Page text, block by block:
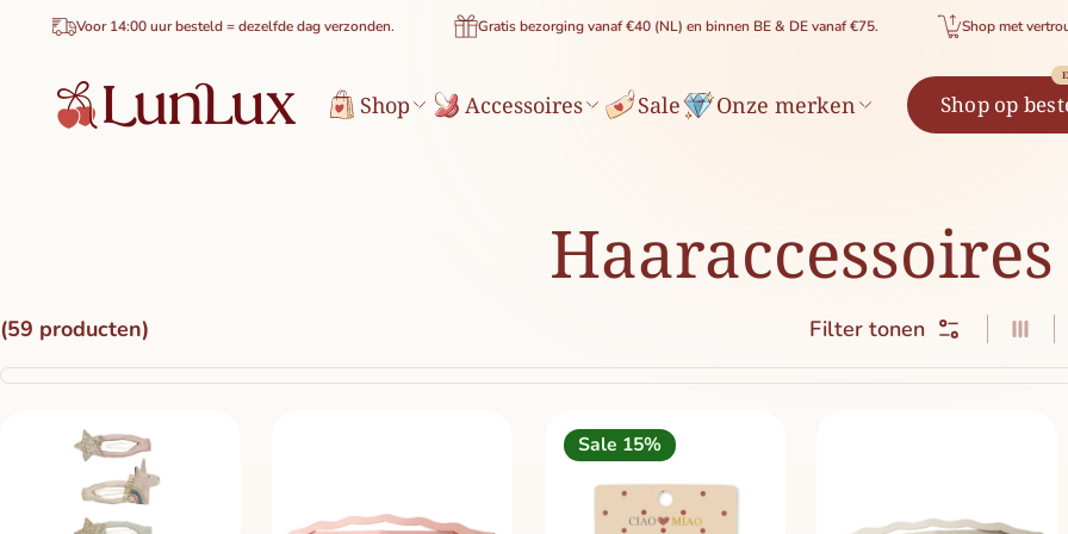
inhoud
Voor 14:00 uur besteld = dezelfde dag verzonden. Gratis bezorging vanaf €40 (NL) en binnen BE & DE vanaf €75. Shop met vertrouwen: 14
Shop Accessoires Sale Onze merken Shop op
Haaraccessoires
(59 producten) Filter tonen 3
Sale 15%